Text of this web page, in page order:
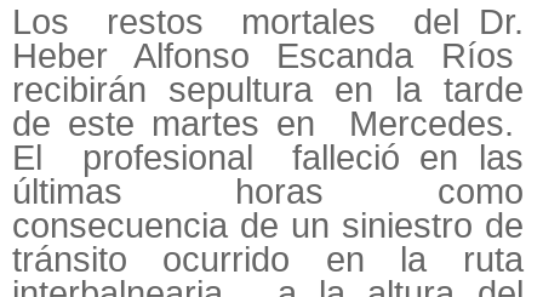
Los restos mortales del Dr.
Heber Alfonso Escanda Ríos
recibirán sepultura en la tarde
de este martes en Mercedes.
El profesional falleció en las
últimas horas como
consecuencia de un siniestro de
tránsito ocurrido en la ruta